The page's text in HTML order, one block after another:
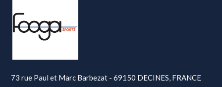
73 rue Paul et Marc Barbezat - 69150 DECINES, FRANCE